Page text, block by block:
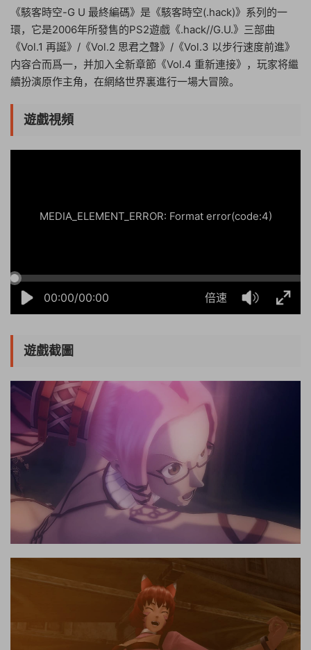
《駭客時空-G U 最終編碼》是《駭客時空(.hack)》系列的一
環，它是2006年所發售的PS2遊戲《.hack//G.U.》三部曲
《Vol.1 再誕》/《Vol.2 思君之聲》/《Vol.3 以步行速度前進》
内容合而爲一，并加入全新章節《Vol.4 重新連接》，玩家将繼
續扮演原作主角，在網絡世界裏進行一場大冒險。
遊戲視頻
00:00/00:00 倍速
MEDIA_ELEMENT_ERROR: Format error(code:4)
遊戲截圖